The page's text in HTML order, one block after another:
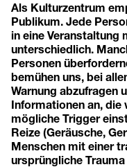
Als Kulturzentrum
Publikum. Jede
in eine Veranstaltung
unterschiedlich.
Personen
bemühen uns, bei
Warnung abzufragen
Informationen an, die
mögliche Trigger
Reize (Geräusche,
Menschen mit einer
ursprüngliche